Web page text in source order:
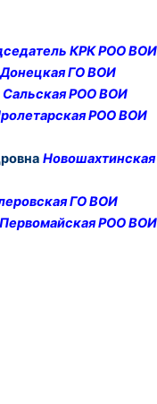
КРК РОО ВОИ
Донецкая ГО ВОИ
Сальская РОО ВОИ
РОО ВОИ
Новошахтинская
ГО ВОИ
Первомайская РОО ВОИ